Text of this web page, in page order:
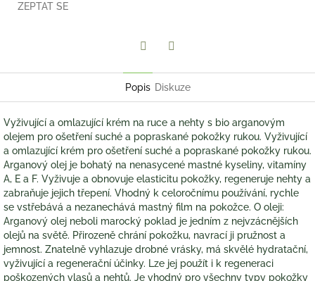
ZEPTAT SE
Popis Diskuze
Vyživující a omlazující krém na ruce a nehty s bio arganovým
olejem pro ošetření suché a popraskané pokožky rukou. Vyživující
a omlazující krém pro ošetření suché a popraskané pokožky rukou.
Arganový olej je bohatý na nenasycené mastné kyseliny, vitamíny
A, E a F. Vyživuje a obnovuje elasticitu pokožky, regeneruje nehty a
zabraňuje jejich třepení. Vhodný k celoročnímu používání, rychle
se vstřebává a nezanechává mastný film na pokožce. O oleji:
Arganový olej neboli marocký poklad je jedním z nejvzácnějších
olejů na světě. Přirozeně chrání pokožku, navrací ji pružnost a
jemnost. Znatelně vyhlazuje drobné vrásky, má skvělé hydratační,
vyživující a regenerační účinky. Lze jej použít i k regeneraci
poškozených vlasů a nehtů. Je vhodný pro všechny typy pokožky